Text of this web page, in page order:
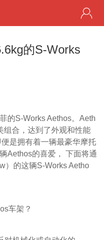
的S-Works
的S-Works Aethos。Aeth
组合，达到了外观和性能
是拥有着一辆最豪华摩托
Aethos的喜爱， 下面将通
）的这辆S-Works Aetho
车架？